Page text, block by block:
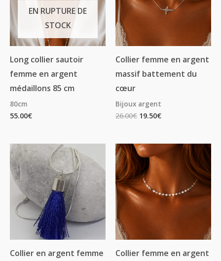
EN RUPTURE DE
STOCK
Long collier sautoir
femme en argent
médaillons 85 cm
80cm
55.00€
Collier femme en argent
massif battement du
cœur
Bijoux argent
26.00€ 19.50€
Collier en argent femme
Collier femme en argent